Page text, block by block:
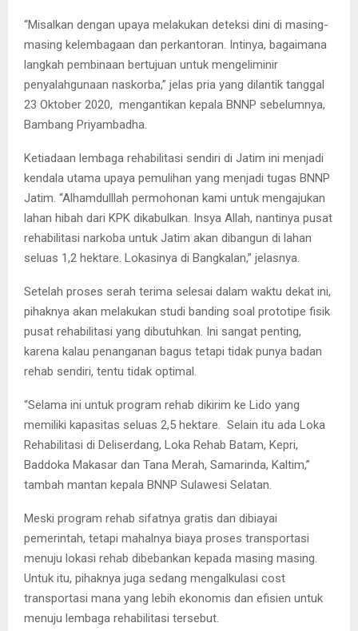
“Misalkan dengan upaya melakukan deteksi dini di masing-
masing kelembagaan dan perkantoran. Intinya, bagaimana
langkah pembinaan bertujuan untuk mengeliminir
penyalahgunaan naskorba,” jelas pria yang dilantik tanggal
23 Oktober 2020, mengantikan kepala BNNP sebelumnya,
Bambang Priyambadha.
Ketiadaan lembaga rehabilitasi sendiri di Jatim ini menjadi
kendala utama upaya pemulihan yang menjadi tugas BNNP
Jatim. “Alhamdulllah permohonan kami untuk mengajukan
lahan hibah dari KPK dikabulkan. Insya Allah, nantinya pusat
rehabilitasi narkoba untuk Jatim akan dibangun di lahan
seluas 1,2 hektare. Lokasinya di Bangkalan,” jelasnya.
Setelah proses serah terima selesai dalam waktu dekat ini,
pihaknya akan melakukan studi banding soal prototipe fisik
pusat rehabilitasi yang dibutuhkan. Ini sangat penting,
karena kalau penanganan bagus tetapi tidak punya badan
rehab sendiri, tentu tidak optimal.
“Selama ini untuk program rehab dikirim ke Lido yang
memiliki kapasitas seluas 2,5 hektare. Selain itu ada Loka
Rehabilitasi di Deliserdang, Loka Rehab Batam, Kepri,
Baddoka Makasar dan Tana Merah, Samarinda, Kaltim,”
tambah mantan kepala BNNP Sulawesi Selatan.
Meski program rehab sifatnya gratis dan dibiayai
pemerintah, tetapi mahalnya biaya proses transportasi
menuju lokasi rehab dibebankan kepada masing masing.
Untuk itu, pihaknya juga sedang mengalkulasi cost
transportasi mana yang lebih ekonomis dan efisien untuk
menuju lembaga rehabilitasi tersebut.